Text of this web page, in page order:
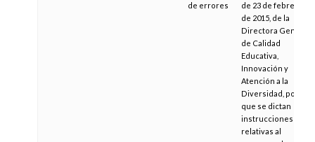
de errores
de 23 de febrero
de 2015, de la
Directora General
de Calidad
Educativa,
Innovación y
Atención a la
Diversidad, por la
que se dictan
instrucciones
relativas al